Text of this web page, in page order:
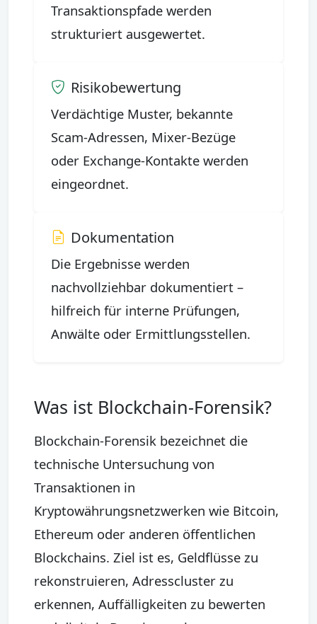
Transaktionspfade werden
strukturiert ausgewertet.
Risikobewertung
Verdächtige Muster, bekannte
Scam-Adressen, Mixer-Bezüge
oder Exchange-Kontakte werden
eingeordnet.
Dokumentation
Die Ergebnisse werden
nachvollziehbar dokumentiert –
hilfreich für interne Prüfungen,
Anwälte oder Ermittlungsstellen.
Was ist Blockchain-Forensik?
Blockchain-Forensik bezeichnet die
technische Untersuchung von
Transaktionen in
Kryptowährungsnetzwerken wie Bitcoin,
Ethereum oder anderen öffentlichen
Blockchains. Ziel ist es, Geldflüsse zu
rekonstruieren, Adresscluster zu
erkennen, Auffälligkeiten zu bewerten